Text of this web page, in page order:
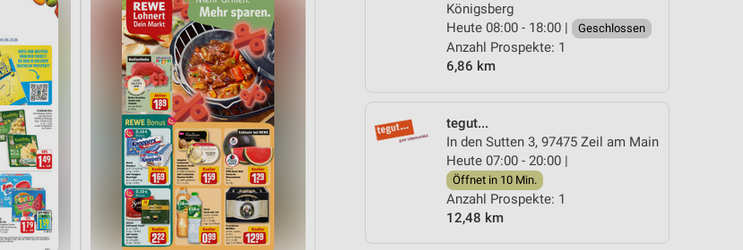
Königsberg
Heute 08:00 - 18:00 |
Geschlossen
Anzahl Prospekte: 1
6,86 km
tegut...
In den Sutten 3, 97475 Zeil am Main
Heute 07:00 - 20:00 |
Öffnet in 10 Min.
Anzahl Prospekte: 1
12,48 km